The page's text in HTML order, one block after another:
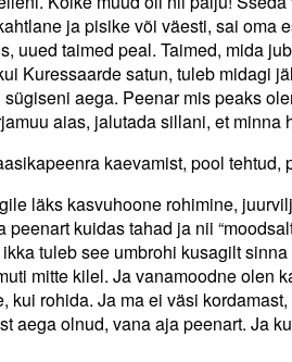
ja pisike või väesti, sai oma
uued taimed peal. Taimed, mida
Kuressaarde satun, tuleb midagi
aega. Peenar mis peaks
aias, jalutada sillani, et minna
kaevamist, pool tehtud,
läks kasvuhoone rohimine,
peenart kuidas tahad ja nii
tuleb see umbrohi kusagilt
mitte kilel. Ja vanamoodne olen
kui rohida. Ja ma ei väsi
aega olnud, vana aja peenart. Ja